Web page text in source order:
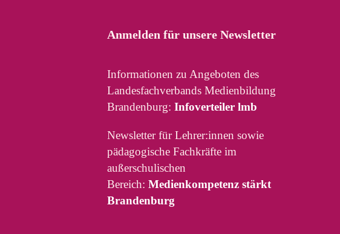
Anmelden für unsere Newsletter
Informationen zu Angeboten des
Landesfachverbands Medienbildung
Brandenburg: Infoverteiler lmb
Newsletter für Lehrer:innen sowie
pädagogische Fachkräfte im
außerschulischen
Bereich: Medienkompetenz stärkt
Brandenburg